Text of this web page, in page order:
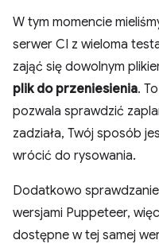
W tym momencie
serwer CI z wieloma
zająć się dowolnym
plik do przeniesienia.
pozwala sprawdzić
zadziała, Twój sposób
wrócić do rysowania.
Dodatkowo
wersjami Puppeteer,
dostępne w tej samej